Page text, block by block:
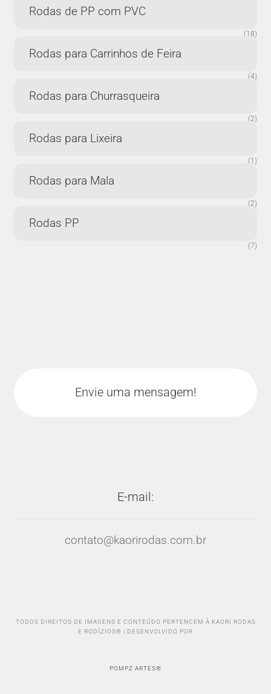
Rodas de PP com PVC
(18)
Rodas para Carrinhos de Feira
(4)
Rodas para Churrasqueira
(2)
Rodas para Lixeira
(1)
Rodas para Mala
(2)
Rodas PP
(7)
Envie uma mensagem!
E-mail:
contato@kaorirodas.com.br
TODOS DIREITOS DE IMAGENS E CONTEÚDO PERTENCEM À KAORI RODAS
E RODÍZIOS® | DESENVOLVIDO POR
POMPZ ARTES®